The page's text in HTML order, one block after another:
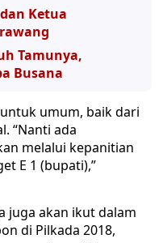
Ketua
Tamunya,
Busana
umum, baik dari
“Nanti ada
melalui kepanitian
E 1 (bupati),”
juga akan ikut dalam
di Pilkada 2018,